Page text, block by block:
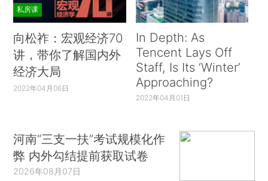
私房课
向松祚：宏观经济70
讲，带你了解国内外
经济大局
2022年04月06日
In Depth: As
Tencent Lays Off
Staff, Is Its ‘Winter’
Approaching?
2022年04月01日
河南“三支一扶”考试规模化作
弊 内外勾结提前获取试卷
2026年08月07日